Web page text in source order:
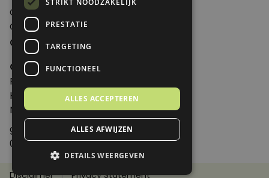
Over Genoeg
Contact
Contactgegevens
Genoeg
Postbus 595 - 3700 AN Zeist
Huis ter Heideweg 13 - 3705MA Zeist
Nederland
genoeg@spabonneeservice.nl
088-1102091
Disclaimer Privacy Statement
PRESTATIE
TARGETING
FUNCTIONEEL
ALLES ACCEPTEREN
ALLES AFWIJZEN
DETAILS WEERGEVEN